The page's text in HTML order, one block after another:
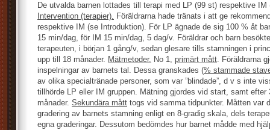
De utvalda barnen lottades till terapi med LP (99 st) respektive IM
Intervention (terapier). Föräldrarna hade tränats i att ge
respektive IM (se Introduktion). För LP ägnade de sig 100 % åt
15 min/dag, för IM 15 min/dag, 5 dag/v. Föräldrar och barn
terapeuten, i början 1 gång/v, sedan glesare tills stamningen i
upp till 18 månader. Mätmetoder. No 1, primärt mått. Föräldrarna
inspelningar av barnets tal. Dessa granskades (% stammade
av olika specialtränade personer, som var ”blindade”, d v s inte
tillhörde LP eller IM gruppen. Mätning gjordes vid start, samt efter
månader. Sekundära mått togs vid samma tidpunkter. Måtten var
gradering av barnets stamning enligt en 8-gradig skala, dels
egna graderingar. Dessutom bedömdes hur barnet mådde med